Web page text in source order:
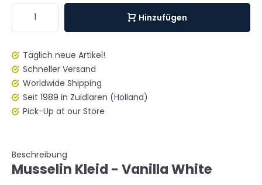
Hinzufügen
Täglich neue Artikel!
Schneller Versand
Worldwide Shipping
Seit 1989 in Zuidlaren (Holland)
Pick-Up at our Store
Beschreibung
Musselin Kleid - Vanilla White